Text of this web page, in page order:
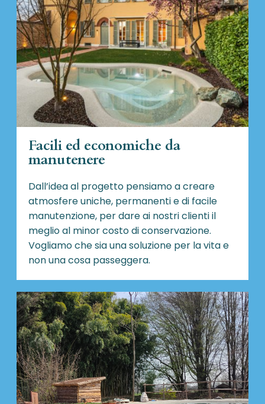
Facili ed economiche da
manutenere
Dall’idea al progetto pensiamo a creare
atmosfere uniche, permanenti e di facile
manutenzione, per dare ai nostri clienti il
meglio al minor costo di conservazione.
Vogliamo che sia una soluzione per la vita e
non una cosa passeggera.